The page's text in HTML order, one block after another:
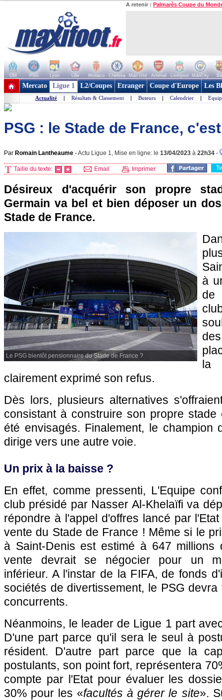
A retenir : Palmarès Coupe du
OM PSG Lyon Lille Monaco Chelsea Man Utd Arsenal Liverpool ManCity
+ de clubs
Mercato Ligue 1 L2/Coupes Etranger Coupe d'Europe Les
Actualité | Résultats & Classement | Buteurs | Calendrier |
PSG : le Stade de France,
Par Romain Lantheaume -Actu Ligue 1, Mise en ligne: le 13/04/2023 à 22h34 -
Taille du texte: Email Imprimer
Désireux d'acquérir son propre
Germain va bel et bien déposer un
Stade de France.
Le PSG bientôt pensionnaire du Stade de France ?
à
de
la
clairement exprimé son refus.
Dès lors, plusieurs alternatives
consistant à construire son propre
été envisagés. Finalement, le champion
dirige vers une autre voie.
Un prix à la baisse ?
En effet, comme pressenti, L'Equipe
club présidé par Nasser Al-Khelaïfi va
répondre à l'appel d'offres lancé par
vente du Stade de France ! Même si le
à Saint-Denis est estimé à 647 millions
vente devrait se négocier pour un
inférieur. A l'instar de la FIFA, de fonds
sociétés de divertissement, le PSG
concurrents.
Néanmoins, le leader de Ligue 1 part
D'une part parce qu'il sera le seul à
résident. D'autre part parce que la
postulants, son point fort, représentera
compte par l'Etat pour évaluer les
30% pour les «facultés à gérer le site».